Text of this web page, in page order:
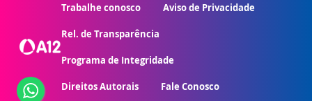
Trabalhe conosco Aviso de Privacidade
Rel. de Transparência
Programa de Integridade
Direitos Autorais Fale Conosco